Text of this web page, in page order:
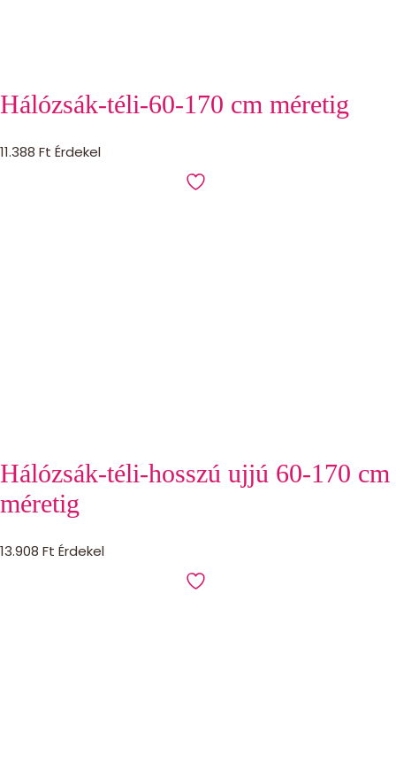
Hálózsák-téli-60-170 cm méretig
11.388 Ft Érdekel
Hálózsák-téli-hosszú ujjú 60-170 cm
méretig
13.908 Ft Érdekel